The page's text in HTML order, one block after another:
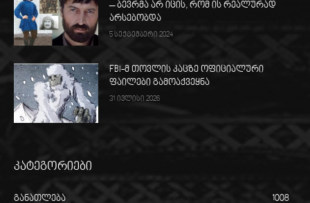
– ბევრმა არ იცის, რომ ის რეალურად
არსებობდა
5 სექტემბერი 2024
FBI-მ თოვლის კაცზე ოფიციალური
ფაილები გამოაქვეყნა
31 ივლისი 2026
კატეგორიები
განათლება 1008